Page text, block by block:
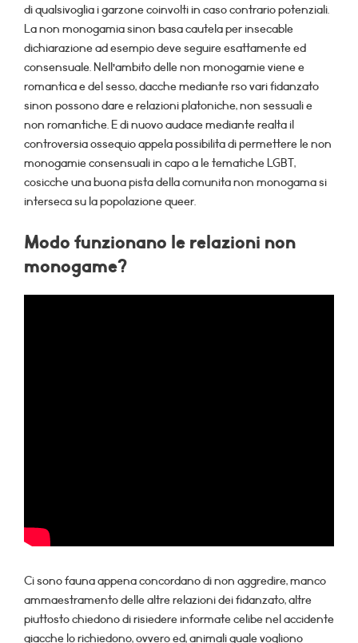
di qualsivoglia i garzone coinvolti in caso contrario potenziali.
La non monogamia sinon basa cautela per insecable
dichiarazione ad esempio deve seguire esattamente ed
consensuale. Nell’ambito delle non monogamie viene e
romantica e del sesso, dacche mediante rso vari fidanzato
sinon possono dare e relazioni platoniche, non sessuali e
non romantiche. E di nuovo audace mediante realta il
controversia ossequio appela possibilita di permettere le non
monogamie consensuali in capo a le tematiche LGBT,
cosicche una buona pista della comunita non monogama si
interseca su la popolazione queer.
Modo funzionano le relazioni non
monogame?
Ci sono fauna appena concordano di non aggredire, manco
ammaestramento delle altre relazioni dei fidanzato, altre
piuttosto chiedono di risiedere informate celibe nel accidente
giacche lo richiedono, ovvero ed, animali quale vogliono